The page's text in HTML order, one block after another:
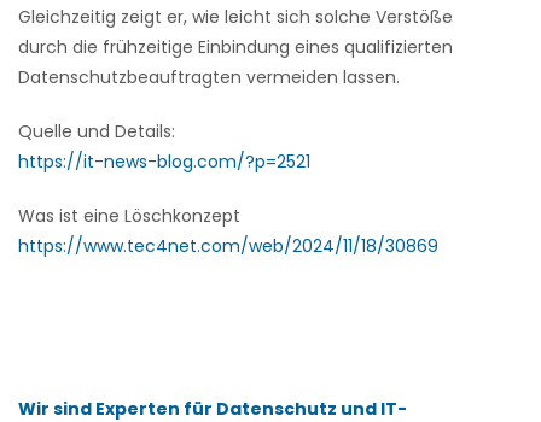
Gleichzeitig zeigt er, wie leicht sich solche Verstöße
durch die frühzeitige Einbindung eines qualifizierten
Datenschutzbeauftragten vermeiden lassen.
Quelle und Details:
https://it-news-blog.com/?p=2521
Was ist eine Löschkonzept
https://www.tec4net.com/web/2024/11/18/30869
Wir sind Experten für Datenschutz und IT-